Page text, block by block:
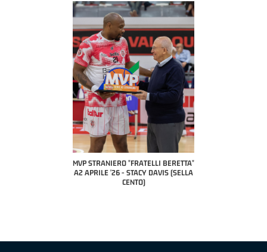
MVP "FRATELLI BERETTA" SAMUEL
DILAS B NAZIONALE APRILE '26 -
MARCO RESTELLI (TAV TREVIGLIO